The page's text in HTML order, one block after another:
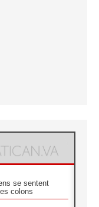
se sentent
colons